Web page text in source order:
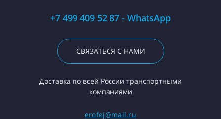
+7 499 409 52 87 - WhatsApp
СВЯЗАТЬСЯ С НАМИ
Доставка по всей России транспортными
компаниями
erofej@mail.ru